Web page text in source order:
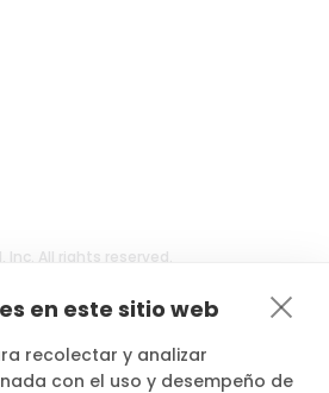
en este sitio web
recolectar y analizar
con el uso y desempeño de
Inc. All rights reserved.